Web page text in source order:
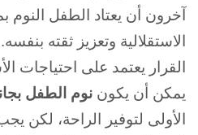
آخرون أن يعتاد الطفل
الاستقلالية وتعزيز ثقته بنفسه.
القرار يعتمد على احتياجات
يمكن أن يكون نوم الطفل
الأولى لتوفير الراحة، لكن